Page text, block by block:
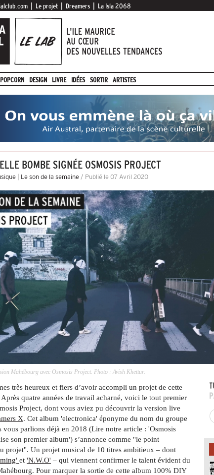
Le projet Dreamers La Isla 2068
POPCORN DESIGN LIVRE IDÉES SORTIR ARTISTES
BOMBE SIGNÉE OSMOSIS PROJECT
Le son de la semaine / Publié le 07 Avril 2020
Mahébourg avec Osmosis Project. Photo : Avish Khettur.
très heureux et fiers d’avoir accompli un projet de cette
quatre années de travail acharné, voici le tout premier
Project, dont vous aviez pu découvrir la version live
X. Cet album 'electronica' éponyme du nom du groupe
vous parlions déjà en 2018 (Lire notre article : 'Osmosis
son premier album') s’annonce comme ''le point
projet''. Un projet musical de 10 titres ambitieux – dont
et 'N.W.O' – qui viennent confirmer le talent évident du
Pour marquer la sortie de cette album 100% DIY